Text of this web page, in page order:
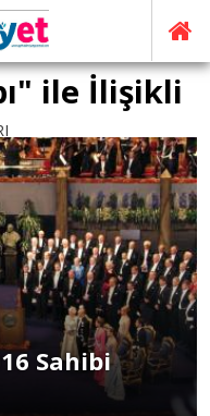
ile İlişikli
Sahibi